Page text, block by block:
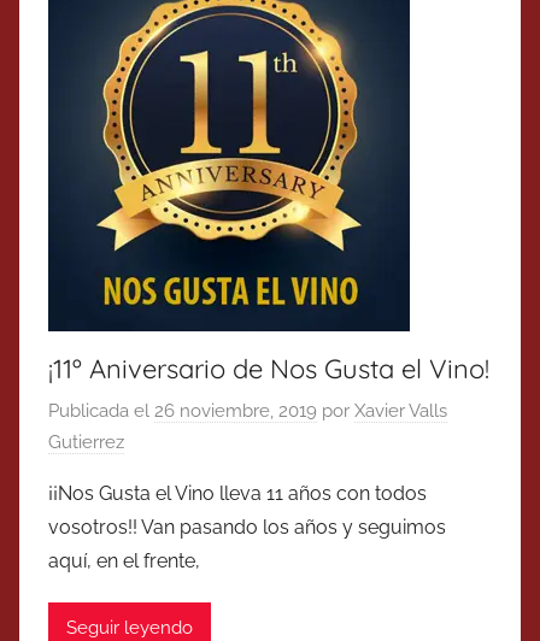
¡11º Aniversario de Nos Gusta el Vino!
Publicada el 26 noviembre, 2019 por Xavier Valls
Gutierrez
¡¡Nos Gusta el Vino lleva 11 años con todos
vosotros!! Van pasando los años y seguimos
aquí, en el frente,
Seguir leyendo